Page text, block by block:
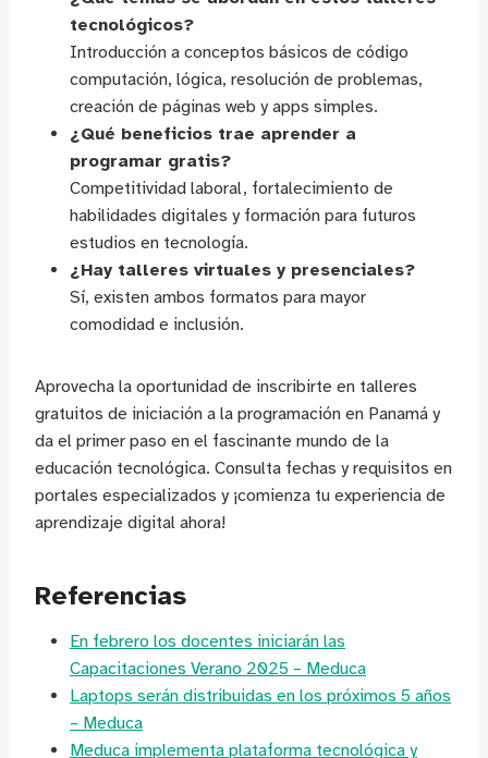
tecnológicos?
Introducción a conceptos básicos de código
computación, lógica, resolución de problemas,
creación de páginas web y apps simples.
¿Qué beneficios trae aprender a
programar gratis?
Competitividad laboral, fortalecimiento de
habilidades digitales y formación para futuros
estudios en tecnología.
¿Hay talleres virtuales y presenciales?
Sí, existen ambos formatos para mayor
comodidad e inclusión.
Aprovecha la oportunidad de inscribirte en talleres
gratuitos de iniciación a la programación en Panamá y
da el primer paso en el fascinante mundo de la
educación tecnológica. Consulta fechas y requisitos en
portales especializados y ¡comienza tu experiencia de
aprendizaje digital ahora!
Referencias
En febrero los docentes iniciarán las
Capacitaciones Verano 2025 – Meduca
Laptops serán distribuidas en los próximos 5 años
– Meduca
Meduca implementa plataforma tecnológica y